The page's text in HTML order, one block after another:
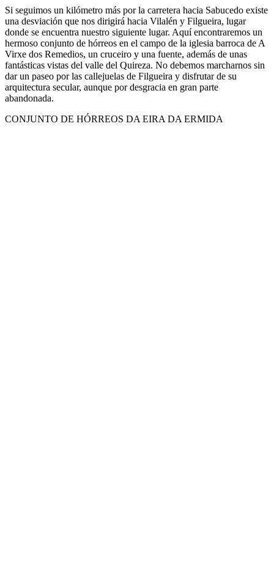
Si seguimos un kilómetro más por la carretera hacia Sabucedo existe
una desviación que nos dirigirá hacia Vilalén y Filgueira, lugar
donde se encuentra nuestro siguiente lugar. Aquí encontraremos un
hermoso conjunto de hórreos en el campo de la iglesia barroca de A
Virxe dos Remedios, un cruceiro y una fuente, además de unas
fantásticas vistas del valle del Quireza. No debemos marcharnos sin
dar un paseo por las callejuelas de Filgueira y disfrutar de su
arquitectura secular, aunque por desgracia en gran parte
abandonada.
CONJUNTO DE HÓRREOS DA EIRA DA ERMIDA